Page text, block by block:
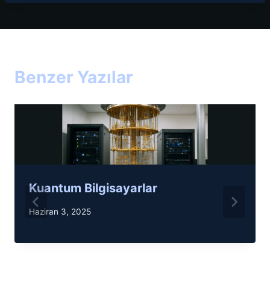
Benzer Yazılar
Kuantum Bilgisayarlar
Haziran 3, 2025